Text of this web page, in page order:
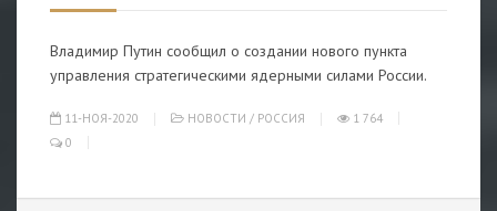
Владимир Путин сообщил о создании нового пункта
управления стратегическими ядерными силами России.
11-НОЯ-2020 НОВОСТИ / РОССИЯ
1 764
0